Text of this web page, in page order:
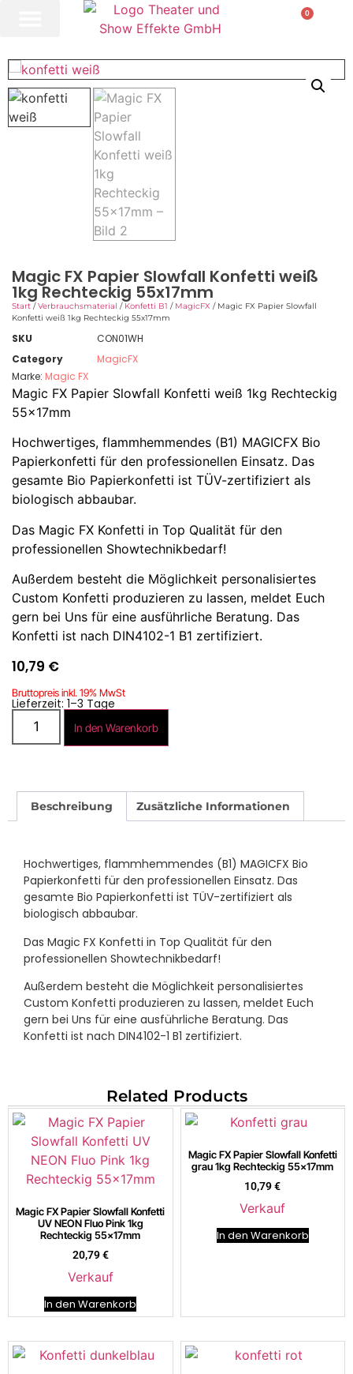
0
Magic FX Papier Slowfall Konfetti weiß
1kg Rechteckig 55x17mm
Start /Verbrauchsmaterial / Konfetti B1 / MagicFX / Magic FX Papier Slowfall
Konfetti weiß 1kg Rechteckig 55x17mm
SKU
CON01WH
Category
MagicFX
Marke: Magic FX
Magic FX Papier Slowfall Konfetti weiß 1kg Rechteckig
55x17mm
Hochwertiges, flammhemmendes (B1) MAGICFX Bio
Papierkonfetti für den professionellen Einsatz. Das
gesamte Bio Papierkonfetti ist TÜV-zertifiziert als
biologisch abbaubar.
Das Magic FX Konfetti in Top Qualität für den
professionellen Showtechnikbedarf!
Außerdem besteht die Möglichkeit personalisiertes
Custom Konfetti produzieren zu lassen, meldet Euch
gern bei Uns für eine ausführliche Beratung. Das
Konfetti ist nach DIN4102-1 B1 zertifiziert.
10,79 €
Bruttopreis inkl. 19% MwSt
Lieferzeit: 1–3 Tage
In den Warenkorb
Beschreibung Zusätzliche Informationen
Hochwertiges, flammhemmendes (B1) MAGICFX Bio
Papierkonfetti für den professionellen Einsatz. Das
gesamte Bio Papierkonfetti ist TÜV-zertifiziert als
biologisch abbaubar.
Das Magic FX Konfetti in Top Qualität für den
professionellen Showtechnikbedarf!
Außerdem besteht die Möglichkeit personalisiertes
Custom Konfetti produzieren zu lassen, meldet Euch
gern bei Uns für eine ausführliche Beratung. Das
Konfetti ist nach DIN4102-1 B1 zertifiziert.
Related Products
Magic FX Papier Slowfall Konfetti
UV NEON Fluo Pink 1kg
Rechteckig 55x17mm
20,79€
Verkauf
In den Warenkorb
Magic FX Papier Slowfall Konfetti
grau 1kg Rechteckig 55x17mm
10,79€
Verkauf
In den Warenkorb